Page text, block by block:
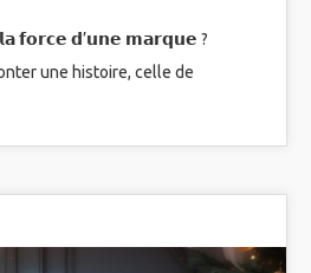
𝗹𝗮 𝗳𝗼𝗿𝗰𝗲 𝗱’𝘂𝗻𝗲 𝗺𝗮𝗿𝗾𝘂𝗲 ?
une histoire, celle de